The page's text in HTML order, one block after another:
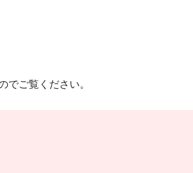
でご覧ください。